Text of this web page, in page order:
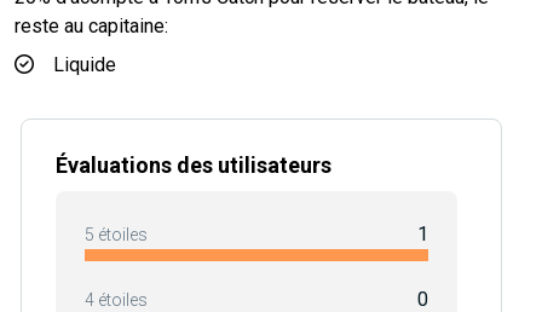
reste au capitaine:
Liquide
Évaluations des utilisateurs
5 étoiles 1
4 étoiles 0